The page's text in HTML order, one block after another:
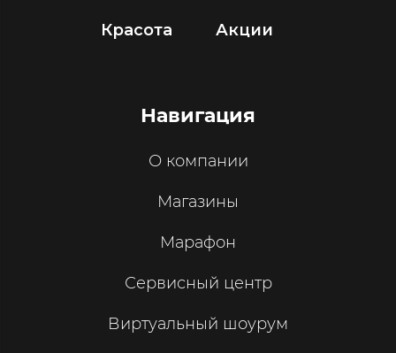
Красота Акции
Навигация
О компании
Магазины
Марафон
Сервисный центр
Виртуальный шоурум